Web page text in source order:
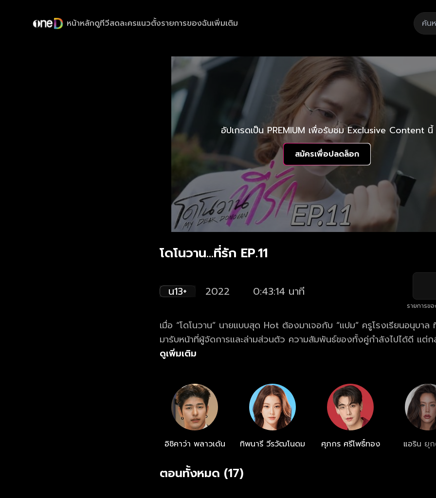
หน้าหลักดูทีวีสดละครแนวตั้งรายการของฉันเพิ่มเติม
อัปเกรดเป็น PREMIUM เพื่อรับชม Exclusive Content นี้
สมัครเพื่อปลดล็อก
โดโนวาน...ที่รัก EP.11
น13+ 2022 0:43:14 นาที
รายการข
เมื่อ “โดโนวาน” นายแบบสุด Hot ต้องมาเจอกับ “แปม” ครูโรงเรียนอนุบา
มารับหน้าที่ผู้จัดการและล่ามส่วนตัว ความสัมพันธ์ของทั้งคู่กำลังไปได้ดี แต่ก
แปมเกิดรู้ความลับบางอย่างของโดโนวาน… สุดท้ายแล้วความสัมพันธ์ของ โด
ดูเพิ่มเติม
อิชิคาว่า พลาวเด้น ทิพนารี วีรวัฒโนดม ศุภกร ศรีโพธิ์ทอง แอริน ยุ
ตอนทั้งหมด (17)